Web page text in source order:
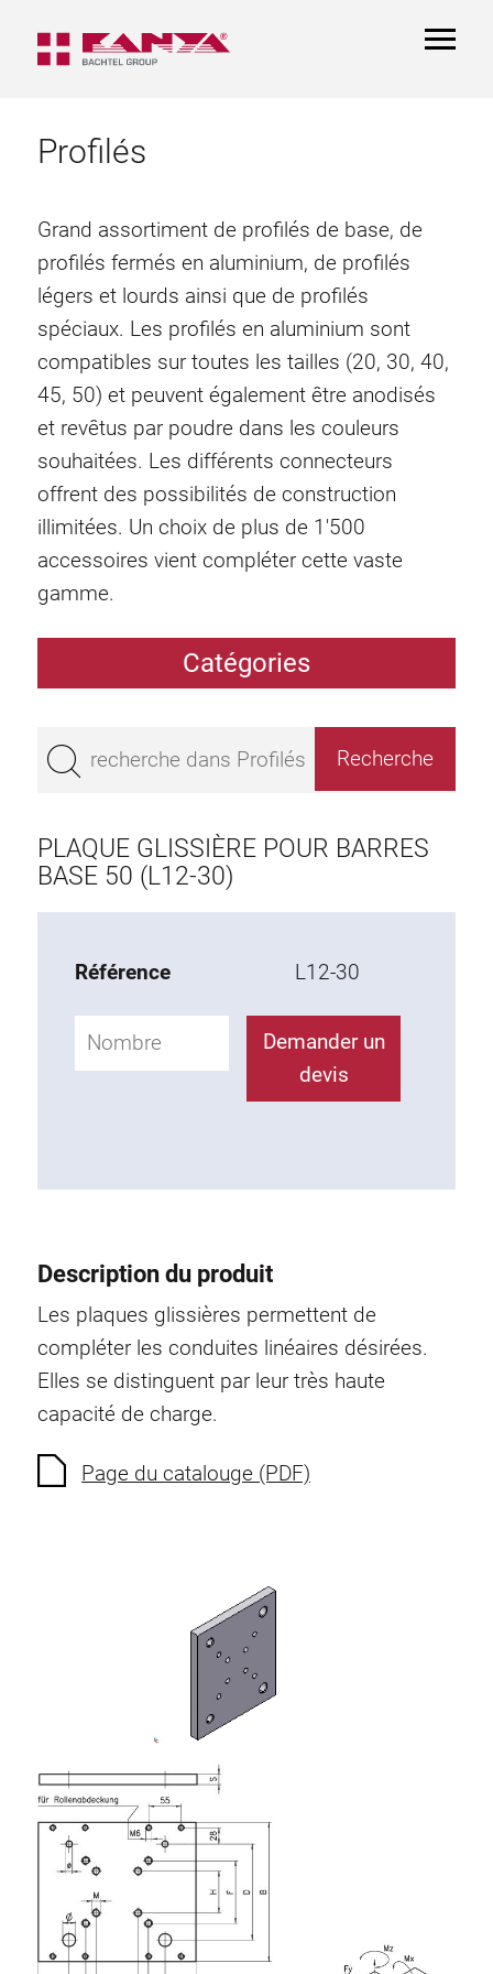
Profilés
Grand assortiment de profilés de base, de
profilés fermés en aluminium, de profilés
légers et lourds ainsi que de profilés
spéciaux. Les profilés en aluminium sont
compatibles sur toutes les tailles (20, 30, 40,
45, 50) et peuvent également être anodisés
et revêtus par poudre dans les couleurs
souhaitées. Les différents connecteurs
offrent des possibilités de construction
illimitées. Un choix de plus de 1'500
accessoires vient compléter cette vaste
gamme.
Catégories
Bestseller
Profilés base 45
Profilés base 40
Profilés spéciaux
Profilés en équerre
Profilés pour charnières, Poignées, Tube à
Raccordements combinés
Rallongements de profilé
Raccordements d'onglet
Raccordements spéciaux
Raccordements à filet
Accessoires
Barres de fixation
Monobloc
Bloc de serrage
Equerres de fixation
Éléments Filetage
Plaques taraudées
Plaques taraudées doubles
Plaques taraudées demi-rondes
Coulisseaux de serrage
Coulisseaux pivotant
Coulisseaux doubles légers
PLAQUE GLISSIÈRE POUR BARRES
BASE 50 (L12-30)
Référence L12-30
Demander un
devis
Description du produit
Les plaques glissières permettent de
compléter les conduites linéaires désirées.
Elles se distinguent par leur très haute
capacité de charge.
Page du catalouge (PDF)